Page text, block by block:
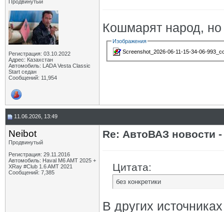
Продвинутый
Регистрация: 03.10.2022
Адрес: Казахстан
Автомобиль: LADA Vesta Classic
Start седан
Сообщений: 11,954
Кошмарят народ, но
Изображения
Screenshot_2026-06-11-15-34-06-
11.06.2026, 13:49
Neibot
Продвинутый
Регистрация: 29.11.2016
Автомобиль: Haval M6 AMT 2025 +
XRay #Club 1.6 AMT 2021
Сообщений: 7,385
Re: АвтоВАЗ новости -
Цитата:
без конкретики
В других